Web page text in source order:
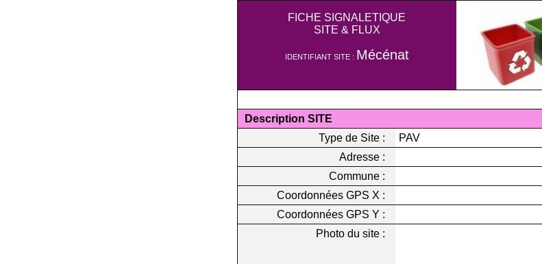
FICHE SIGNALETIQUE
SITE & FLUX
IDENTIFIANT SITE : Mécénat
Description SITE
Type de Site :
PAV
Adresse :
Commune :
Coordonnées GPS X :
Coordonnées GPS Y :
Photo du site :